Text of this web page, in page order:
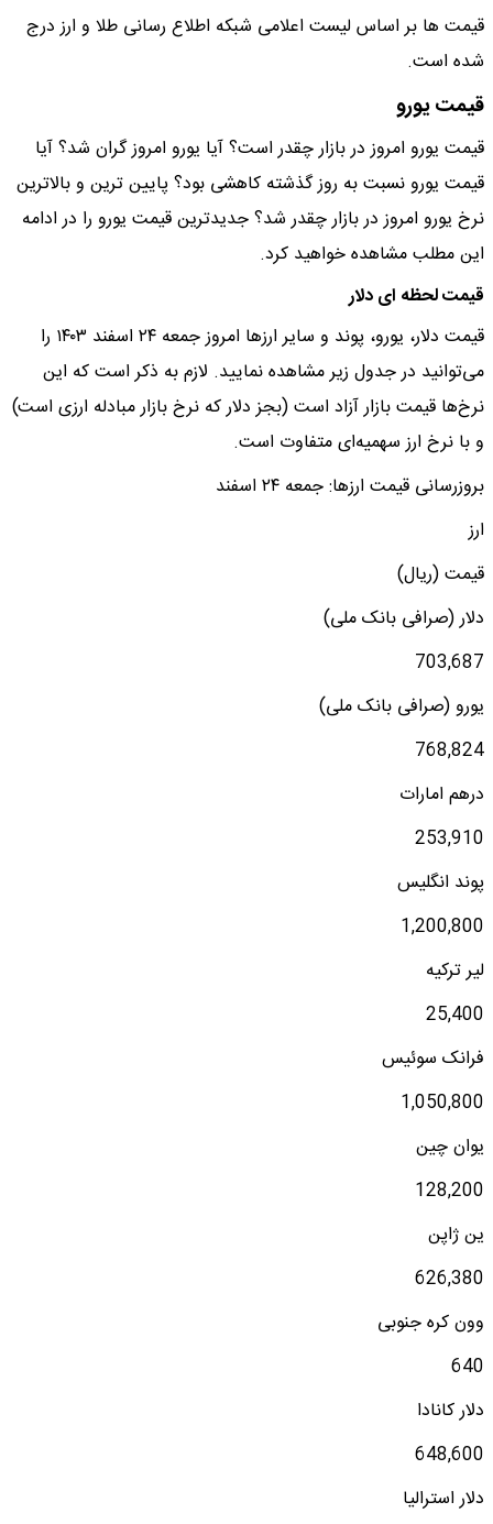
قیمت ها بر اساس لیست اعلامی شبکه اطلاع رسانی طلا و ارز درج
شده است.
قیمت یورو
قیمت یورو امروز در بازار چقدر است؟ آیا یورو امروز گران شد؟ آیا
قیمت یورو نسبت به روز گذشته کاهشی بود؟ پایین ترین و بالاترین
نرخ یورو امروز در بازار چقدر شد؟ جدیدترین قیمت یورو را در ادامه
این مطلب مشاهده خواهید کرد.
قیمت لحظه ای دلار
قیمت دلار، یورو، پوند و سایر ارز‌ها امروز جمعه ۲۴ اسفند ۱۴۰۳ را
می‌توانید در جدول زیر مشاهده نمایید. لازم به ذکر است که این
نرخ‌ها قیمت بازار آزاد است (بجز دلار که نرخ بازار مبادله ارزی است)
و با نرخ ارز سهمیه‌ای متفاوت است.
بروزرسانی قیمت ارزها: جمعه ۲۴ اسفند
ارز
قیمت (ریال)
دلار (صرافی بانک ملی)
703,687
یورو (صرافی بانک ملی)
768,824
درهم امارات
253,910
پوند انگلیس
1,200,800
لیر ترکیه
25,400
فرانک سوئیس
1,050,800
یوان چین
128,200
ین ژاپن
626,380
وون کره جنوبی
640
دلار کانادا
648,600
دلار استرالیا